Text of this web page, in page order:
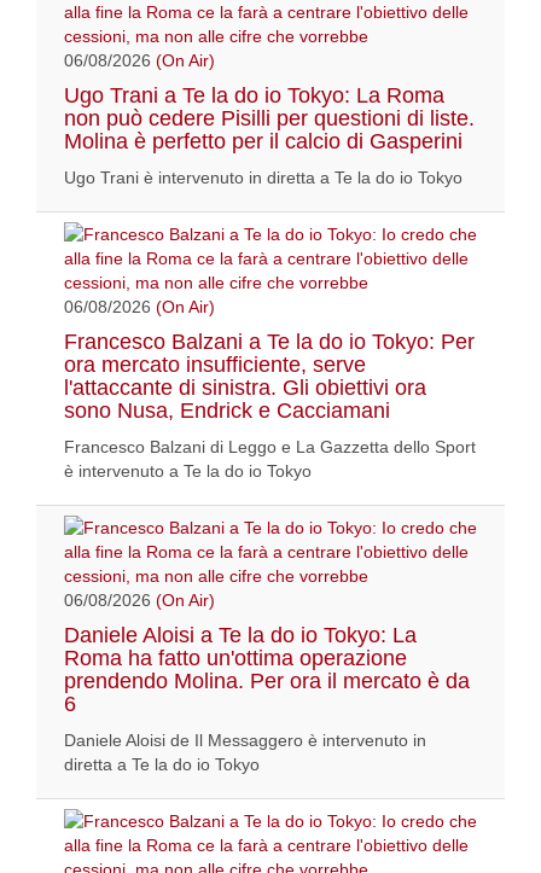
06/08/2026 (On Air)
Ugo Trani a Te la do io Tokyo: La Roma
non può cedere Pisilli per questioni di liste.
Molina è perfetto per il calcio di Gasperini
Ugo Trani è intervenuto in diretta a Te la do io Tokyo
06/08/2026 (On Air)
Francesco Balzani a Te la do io Tokyo: Per
ora mercato insufficiente, serve
l'attaccante di sinistra. Gli obiettivi ora
sono Nusa, Endrick e Cacciamani
Francesco Balzani di Leggo e La Gazzetta dello Sport
è intervenuto a Te la do io Tokyo
06/08/2026 (On Air)
Daniele Aloisi a Te la do io Tokyo: La
Roma ha fatto un'ottima operazione
prendendo Molina. Per ora il mercato è da
6
Daniele Aloisi de Il Messaggero è intervenuto in
diretta a Te la do io Tokyo